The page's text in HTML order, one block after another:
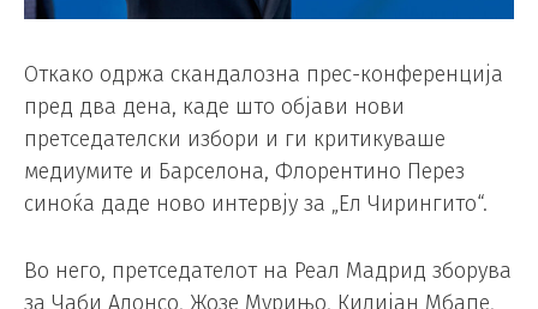
Откако одржа скандалозна прес-конференција
пред два дена, каде што објави нови
претседателски избори и ги критикуваше
медиумите и Барселона, Флорентино Перез
синоќа даде ново интервју за „Ел Чирингито“.
Во него, претседателот на Реал Мадрид зборува
за Чаби Алонсо, Жозе Мурињо, Килијан Мбапе,